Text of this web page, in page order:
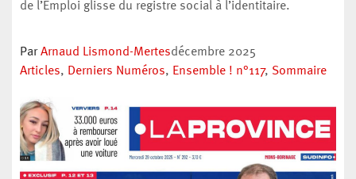
de l’Emploi glisse du registre social à l’identitaire.
ParArnaud Lismond-Mertesdécembre 2025
Articles, Derniers Numéros, Ensemble ! n°117, Sommaire